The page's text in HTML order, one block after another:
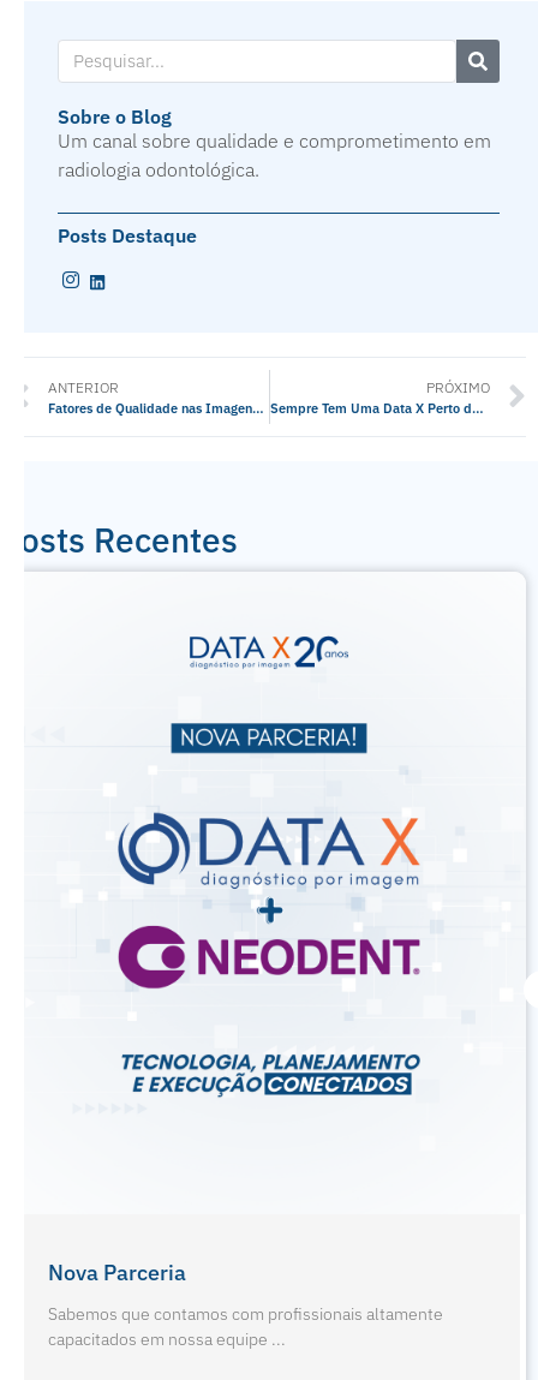
Sobre o Blog
Um canal sobre qualidade e comprometimento em
radiologia odontológica.
Posts Destaque
ANTERIOR
Fatores de Qualidade nas Imagens Tomográficas
PRÓXIMO
Sempre Tem Uma Data X Perto de Você!
Posts Recentes
Férias De Julho E Odontopediatria
Sabemos que contamos com profissionais altamente
capacitados em nossa equipe ...